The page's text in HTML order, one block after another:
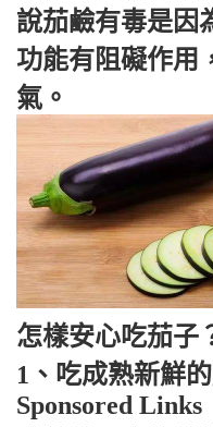
說茄鹼有毒是因
功能有阻礙作用
氣。
怎樣安心吃茄子
1、吃成熟新鮮
Sponsored Links